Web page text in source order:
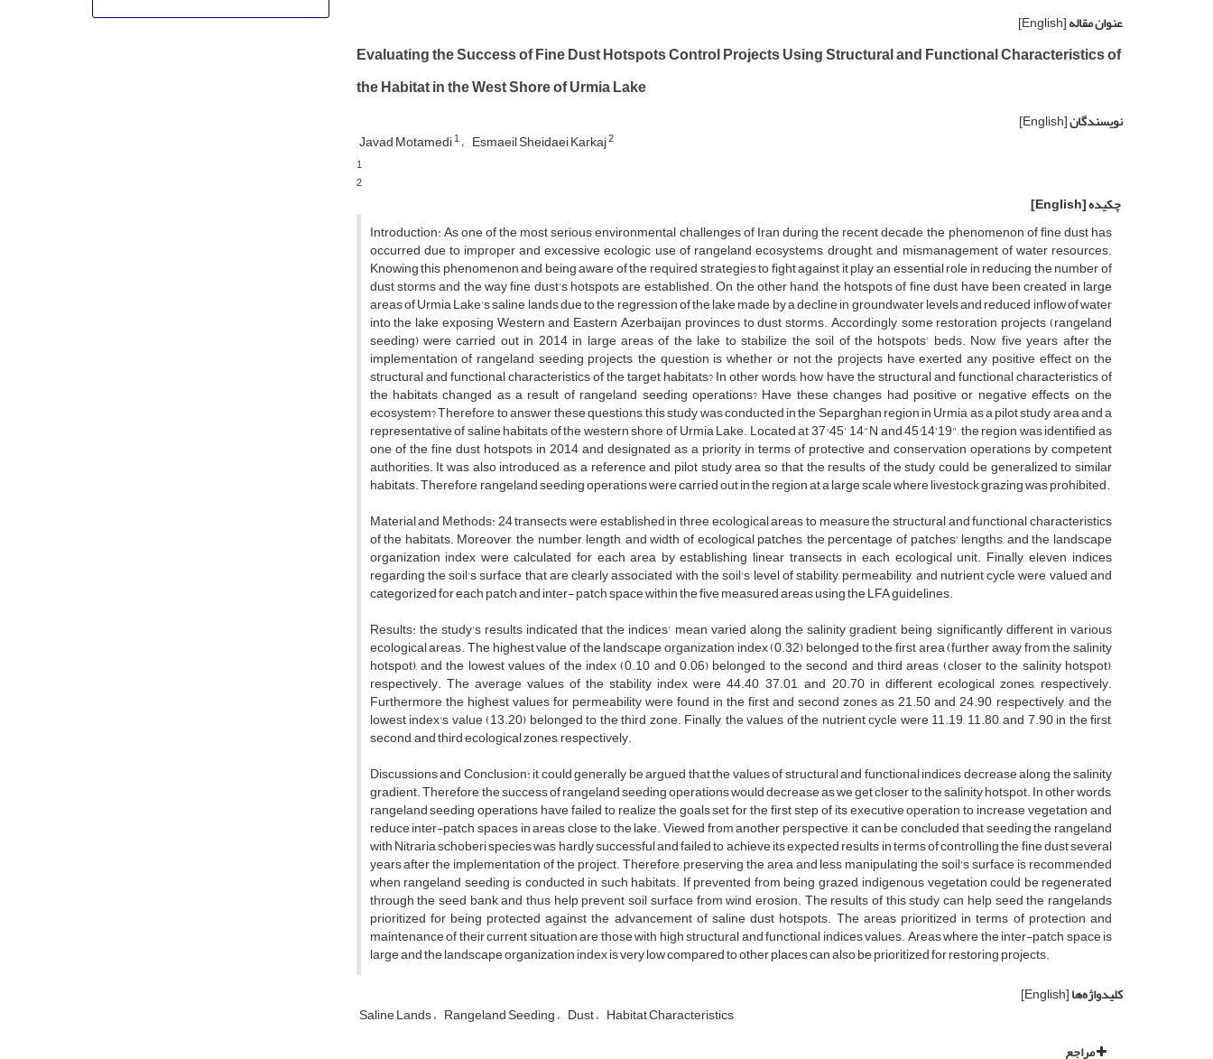
عنوان مقاله[English]
Evaluating the Success of Fine Dust Hotspots Control Projects Using Structural and Functional Characteristics of
the Habitat in the West Shore of Urmia Lake
نویسندگان[English]
Javad Motamedi1 Esmaeil Sheidaei Karkaj2
1
2
چکیده[English]
Introduction: As one of the most serious environmental challenges of Iran during the recent decade, the phenomenon of fine dust has
occurred due to improper and excessive ecologic use of rangeland ecosystems, drought, and mismanagement of water resources.
Knowing this phenomenon and being aware of the required strategies to fight against it play an essential role in reducing the number of
dust storms and the way fine dust's hotspots are established. On the other hand, the hotspots of fine dust have been created in large
areas of Urmia Lake's saline lands due to the regression of the lake made by a decline in groundwater levels and reduced inflow of water
into the lake exposing Western and Eastern Azerbaijan provinces to dust storms. Accordingly, some restoration projects (rangeland
seeding) were carried out in 2014 in large areas of the lake to stabilize the soil of the hotspots' beds. Now, five years after the
implementation of rangeland seeding projects, the question is whether or not the projects have exerted any positive effect on the
structural and functional characteristics of the target habitats? In other words, how have the structural and functional characteristics of
the habitats changed as a result of rangeland seeding operations? Have these changes had positive or negative effects on the
ecosystem? Therefore, to answer these questions, this study was conducted in the Separghan region in Urmia as a pilot study area and a
representative of saline habitats of the western shore of Urmia Lake. Located at 37° 45' 14"N and 45°14'19", the region was identified as
one of the fine dust hotspots in 2014 and designated as a priority in terms of protective and conservation operations by competent
authorities. It was also introduced as a reference and pilot study area so that the results of the study could be generalized to similar
habitats. Therefore, rangeland seeding operations were carried out in the region at a large scale where livestock grazing was prohibited.
Material and Methods: 24 transects were established in three ecological areas to measure the structural and functional characteristics
of the habitats. Moreover, the number, length, and width of ecological patches, the percentage of patches' lengths, and the landscape
organization index were calculated for each area by establishing linear transects in each ecological unit. Finally, eleven indices
regarding the soil's surface that are clearly associated with the soil's level of stability, permeability, and nutrient cycle were valued and
categorized for each patch and inter- patch space within the five measured areas using the LFA guidelines.
Results: the study's results indicated that the indices' mean varied along the salinity gradient, being significantly different in various
ecological areas. The highest value of the landscape organization index (0.32) belonged to the first area (further away from the salinity
hotspot), and the lowest values of the index (0.10 and 0.06) belonged to the second and third areas (closer to the salinity hotspot),
respectively. The average values of the stability index were 44.40, 37.01, and 20.70 in different ecological zones, respectively.
Furthermore, the highest values for permeability were found in the first and second zones as 21.50 and 24.90, respectively, and the
lowest index's value (13.20) belonged to the third zone. Finally, the values of the nutrient cycle were 11.19, 11.80, and 7.90 in the first,
second, and third ecological zones, respectively.
Discussions and Conclusion: it could generally be argued that the values of structural and functional indices decrease along the salinity
gradient. Therefore, the success of rangeland seeding operations would decrease as we get closer to the salinity hotspot. In other words,
rangeland seeding operations have failed to realize the goals set for the first step of its executive operation to increase vegetation and
reduce inter-patch spaces in areas close to the lake. Viewed from another perspective, it can be concluded that seeding the rangeland
with Nitraria schoberi species was hardly successful and failed to achieve its expected results in terms of controlling the fine dust several
years after the implementation of the project. Therefore, preserving the area and less manipulating the soil's surface is recommended
when rangeland seeding is conducted in such habitats. If prevented from being grazed, indigenous vegetation could be regenerated
through the seed bank and thus help prevent soil surface from wind erosion. The results of this study can help seed the rangelands
prioritized for being protected against the advancement of saline dust hotspots. The areas prioritized in terms of protection and
maintenance of their current situation are those with high structural and functional indices values. Areas where the inter-patch space is
large and the landscape organization index is very low compared to other places can also be prioritized for restoring projects.
کلیدواژه‌ها[English]
Saline Lands Rangeland Seeding Dust Habitat Characteristics
مراجع